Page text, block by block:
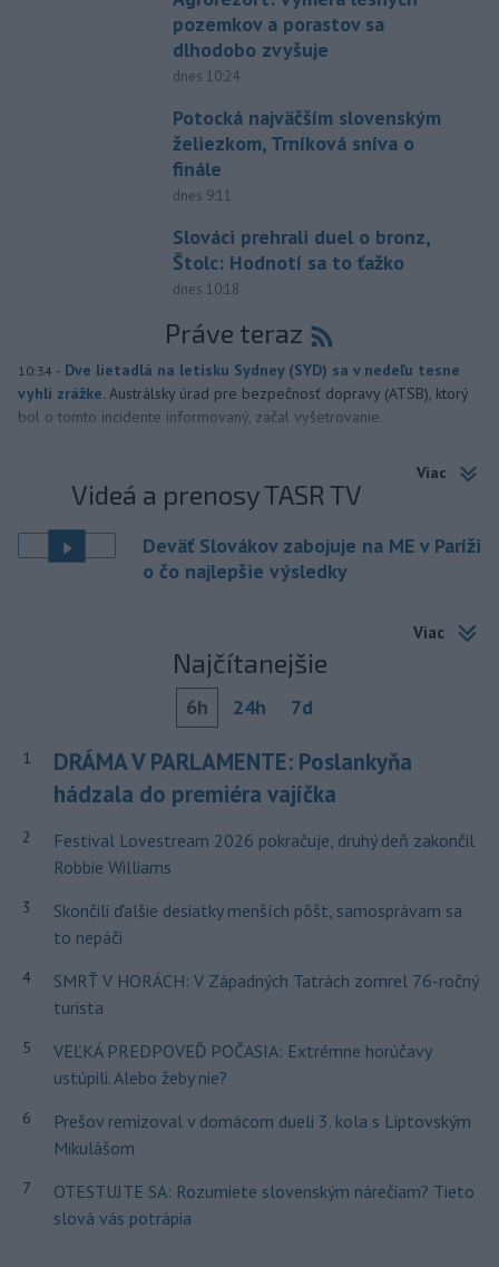
pozemkov a porastov sa
dlhodobo zvyšuje
dnes 10:24
Potocká najväčším slovenským
želiezkom, Trníková sníva o
finále
dnes 9:11
Slováci prehrali duel o bronz,
Štolc: Hodnotí sa to ťažko
dnes 10:18
Práve teraz
10:34 - Dve lietadlá na letisku Sydney (SYD) sa v nedeľu tesne
vyhli zrážke.Austrálsky úrad pre bezpečnosť dopravy (ATSB), ktorý
bol o tomto incidente informovaný, začal vyšetrovanie.
Viac
Videá a prenosy TASR TV
Deväť Slovákov zabojuje na ME v Paríži
o čo najlepšie výsledky
Viac
Najčítanejšie
6h 24h 7d
1
DRÁMA V PARLAMENTE: Poslankyňa
hádzala do premiéra vajíčka
2
Festival Lovestream 2026 pokračuje, druhý deň zakončil
Robbie Williams
3
Skončili ďalšie desiatky menších pôšt, samosprávam sa
to nepáči
4
SMRŤ V HORÁCH: V Západných Tatrách zomrel 76-ročný
turista
5
VEĽKÁ PREDPOVEĎ POČASIA: Extrémne horúčavy
ustúpili. Alebo žeby nie?
6
Prešov remizoval v domácom dueli 3. kola s Liptovským
Mikulášom
7
OTESTUJTE SA: Rozumiete slovenským nárečiam? Tieto
slová vás potrápia